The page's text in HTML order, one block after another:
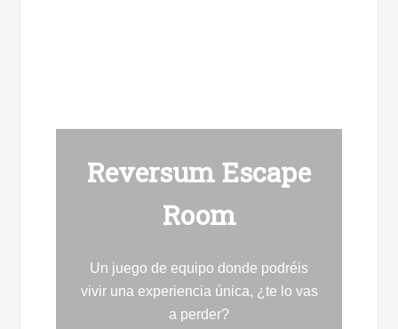
Reversum Escape
Room
Un juego de equipo donde podréis
vivir una experiencia única, ¿te lo vas
a perder?